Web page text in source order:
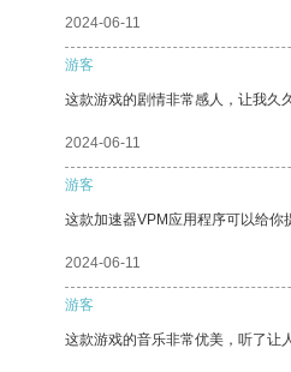
2024-06-11
游客
这款游戏的剧情非常感人，让我久
2024-06-11
游客
这款加速器VPM应用程序可以给你
2024-06-11
游客
这款游戏的音乐非常优美，听了让